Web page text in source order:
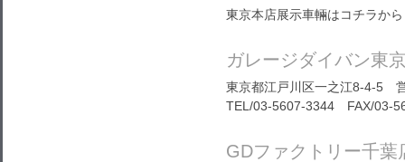
東京本店展示車輛はコチラか
ガレージダイバン東
東京都江戸川区一之江8-4-5
TEL/03-5607-3344 FAX/03-
GDファクトリー千葉